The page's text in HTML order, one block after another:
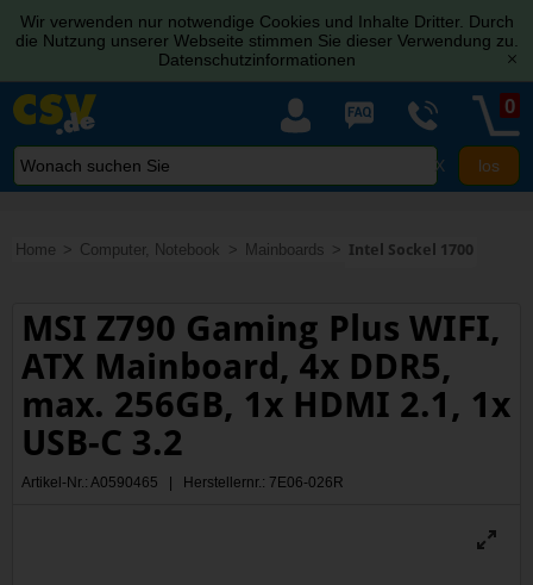
Wir verwenden nur notwendige Cookies und Inhalte Dritter. Durch
die Nutzung unserer Webseite stimmen Sie dieser Verwendung zu.
Datenschutzinformationen
[x]
X
0
Home Computer, Notebook Mainboards Intel Sockel 1700
MSI Z790 Gaming Plus WIFI,
ATX Mainboard, 4x DDR5,
max. 256GB, 1x HDMI 2.1, 1x
USB-C 3.2
Artikel-Nr.: A0590465 | Herstellernr.: 7E06-026R